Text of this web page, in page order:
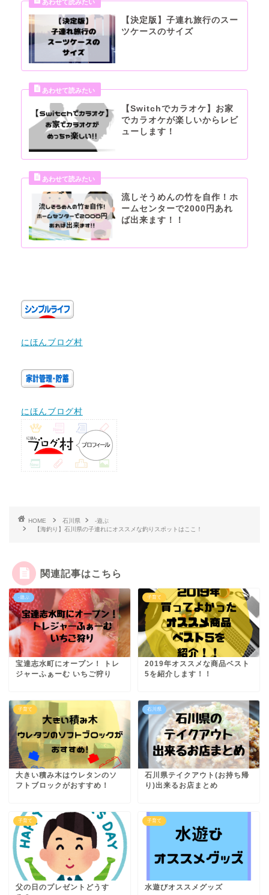
【決定版】子連れ旅行のスー
ツケースのサイズ
【Switchでカラオケ】お家
でカラオケが楽しいからレビ
ューします！
流しそうめんの竹を自作！ホ
ームセンターで2000円あれ
ば出来ます！！
にほんブログ村
にほんブログ村
HOME 石川県
-遊ぶ
【海釣り】石川県の子連れにオススメな釣りスポットはここ！
関連記事はこちら
-遊ぶ
宝達志水町にオープン！ トレ
ジャーふぁーむ いちご狩り
子育て
2019年オススメな商品ベスト
5を紹介します！！
子育て
大きい積み木はウレタンのソ
フトブロックがおすすめ！
石川県
石川県テイクアウト(お持ち帰
り)出来るお店まとめ
子育て
父の日のプレゼントどうす
子育て
水遊びオススメグッズ